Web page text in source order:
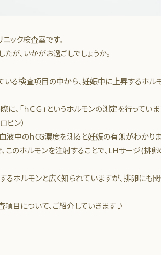
ック検査室です。
が、いかがお過ごしでしょうか。
る検査項目の中から、妊娠中に上昇するホル
、「ｈＣＧ」というホルモンの測定を行っていま
ン）
液中のｈCG濃度を測ると妊娠の有無がわかりま
このホルモンを注射することで、LHサージ(排
ホルモンと広く知られていますが、排卵にも関
目について、ご紹介していきます♪